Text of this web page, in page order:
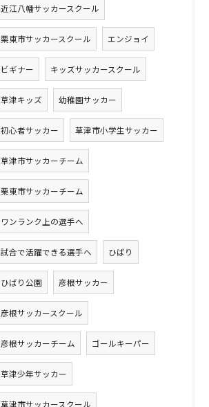
近江八幡サッカースクール
栗東市サッカースクール エンジョイ
ビギナー キッズサッカースクール
草津キッズ 幼稚園サッカー
初心者サッカー 草津市小学生サッカー
草津市サッカーチーム
栗東市サッカーチーム
ワンランク上の選手へ
試合で活躍できる選手へ ひばり
ひばり公園 彦根サッカー
彦根サッカースクール
彦根サッカーチーム ゴールキーパー
草津少年サッカー
草津市サッカースクール